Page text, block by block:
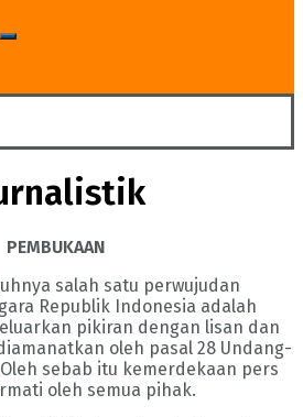
PEMBUKAAN
salah satu perwujudan
Republik Indonesia adalah
pikiran dengan lisan dan
oleh pasal 28 Undang-
sebab itu kemerdekaan pers
oleh semua pihak.